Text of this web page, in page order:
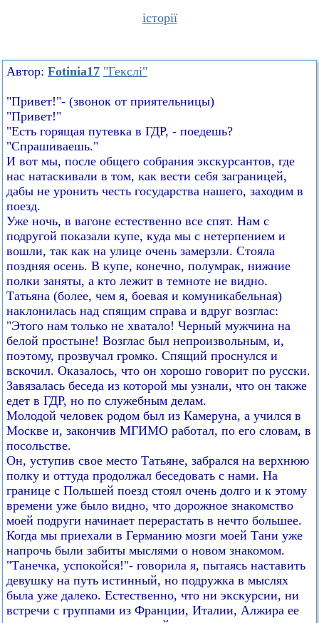
історії
Автор: Fotinia17 "Гекслі"
"Привет!"- (звонок от приятельницы)
"Привет!"
"Есть горящая путевка в ГДР, - поедешь?
"Спрашиваешь."
И вот мы, после общего собрания экскурсантов, где
нас натаскивали в том, как вести себя заграницей,
дабы не уронить честь государства нашего, заходим в
поезд.
Уже ночь, в вагоне естественно все спят. Нам с
подругой показали купе, куда мы с нетерпением и
вошли, так как на улице очень замерзли. Стояла
поздняя осень. В купе, конечно, полумрак, нижние
полки заняты, а кто лежит в темноте не видно.
Татьяна (более, чем я, боевая и комуникабельная)
наклонилась над спящим справа и вдруг возглас:
"Этого нам только не хватало! Черный мужчина на
белой простыне! Возглас был непроизвольным, и,
поэтому, прозвучал громко. Спящий проснулся и
вскочил. Оказалось, что он хорошо говорит по русски.
Завязалась беседа из которой мы узнали, что он также
едет в ГДР, но по служебным делам.
Молодой человек родом был из Камеруна, а учился в
Москве и, закончив МГИМО работал, по его словам, в
посольстве.
Он, уступив свое место Татьяне, забрался на верхнюю
полку и оттуда продолжал беседовать с нами. На
границе с Польшей поезд стоял очень долго и к этому
времени уже было видно, что дорожное знакомство
моей подруги начинает перерастать в нечто большее.
Когда мы приехали в Германию мозги моей Тани уже
напрочь были забиты мыслями о новом знакомом.
"Танечка, успокойся!"- говорила я, пытаясь наставить
девушку на путь истинный, но подружка в мыслях
была уже далеко. Естественно, что ни экскурсии, ни
встречи с группами из Франции, Италии, Алжира ее